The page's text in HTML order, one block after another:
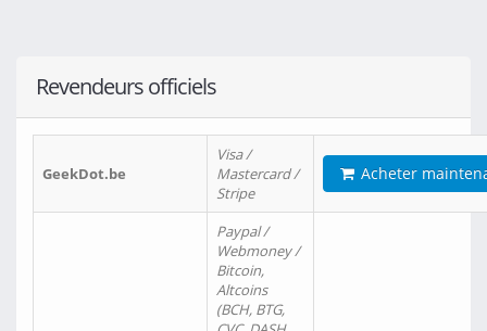
Revendeurs officiels
GeekDot.be
Visa /
Mastercard /
Stripe
Acheter
Paypal /
Webmoney /
Bitcoin,
Altcoins
(BCH, BTG,